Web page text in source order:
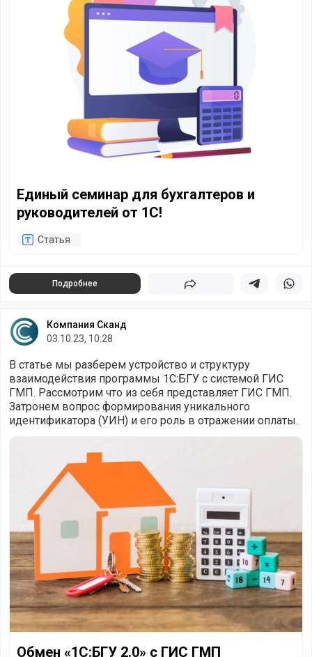
Единый семинар для бухгалтеров и
руководителей от 1С!
Статья
Подробнее Поделиться Поделиться в
Компания Сканд
03.10.23, 10:28
В статье мы разберем устройство и структуру
взаимодействия программы 1С:БГУ с системой ГИС
ГМП. Рассмотрим что из себя представляет ГИС ГМП.
Затронем вопрос формирования уникального
идентификатора (УИН) и его роль в отражении оплаты.
Обмен «1С:БГУ 2.0» с ГИС ГМП